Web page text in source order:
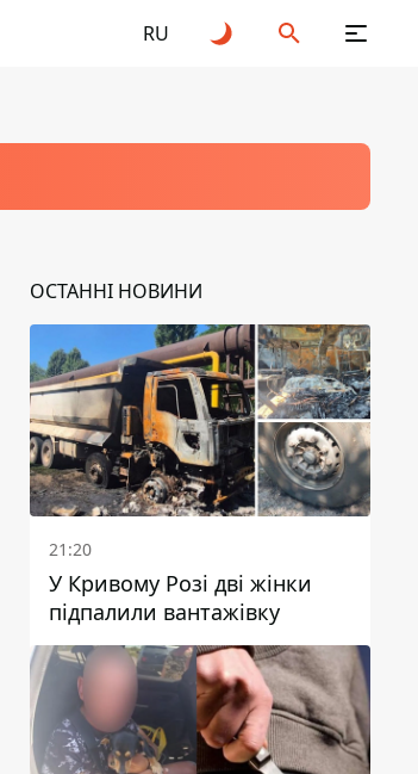
RU
ОСТАННІ НОВИНИ
21:20
У Кривому Розі дві жінки
підпалили вантажівку